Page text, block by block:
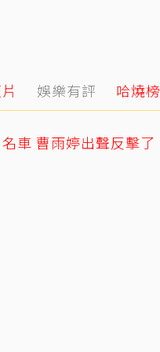
娛樂有評 哈燒榜
車 曹雨婷出聲反擊了